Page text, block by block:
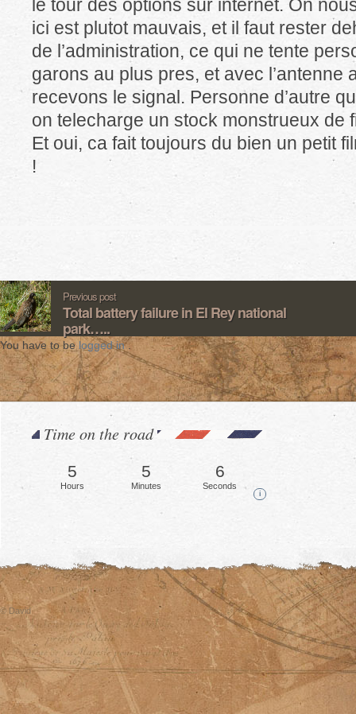
le tour des options sur internet. On
ici est plutot mauvais, et il faut rester
de l’administration, ce qui ne tente
garons au plus pres, et avec l’antenne
recevons le signal. Personne d’autre
on telecharge un stock monstrueux de
Et oui, ca fait toujours du bien un petit
!
Previous post
Total battery failure in El Rey national
park…..
You have to belogged in.
Time on the road
5
Hours
5
Minutes
9
Seconds
i
© David